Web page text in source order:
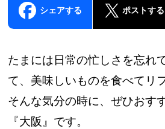
シェアする ポストする
たまには日常の忙しさを忘れ
て、美味しいものを食べてリ
そんな気分の時に、ぜひおす
『大阪』です。